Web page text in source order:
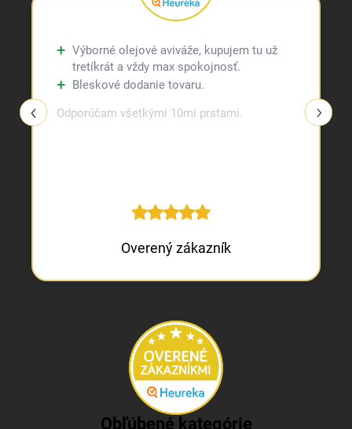
Výborné olejové aviváže, kupujem tu už
tretíkrát a vždy max spokojnosť.
Bleskové dodanie tovaru.
Odporúčam všetkými 10mi prstami.
Overený zákazník
Obľúbené kategórie